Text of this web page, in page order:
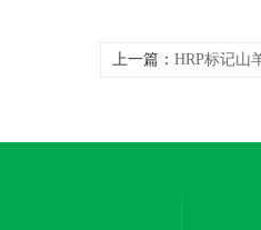
上一篇： HRP标记山